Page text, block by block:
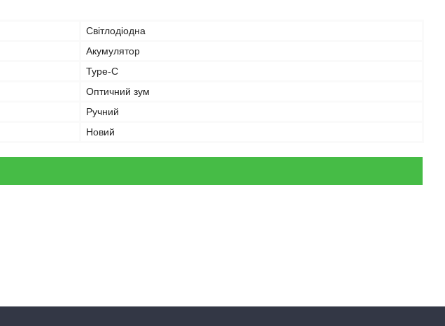
Світлодіодна
Акумулятор
Type-C
Оптичний зум
Ручний
Новий